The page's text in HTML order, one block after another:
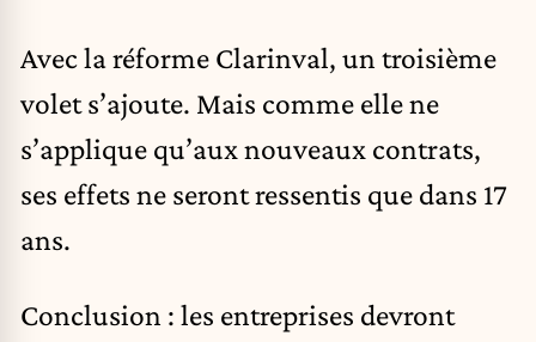
Avec la réforme Clarinval, un troisième
volet s’ajoute. Mais comme elle ne
s’applique qu’aux nouveaux contrats,
ses effets ne seront ressentis que dans 17
ans.
Conclusion : les entreprises devront